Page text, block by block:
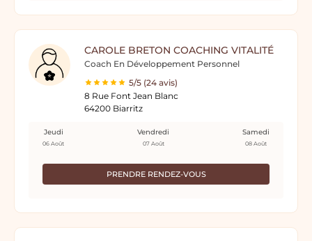
CAROLE BRETON COACHING VITALITÉ
Coach En Développement Personnel
5/5 (24 avis)
8 Rue Font Jean Blanc
64200 Biarritz
PRENDRE RENDEZ-VOUS
Jeudi
06 Août
Vendredi
07 Août
Samedi
08 Août